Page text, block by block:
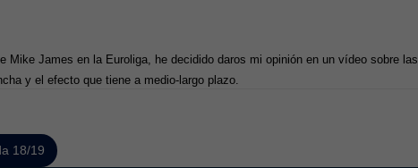
Mike James en la Euroliga, he decidido daros mi opinión en un vídeo sobre las
y el efecto que tiene a medio-largo plazo.
18/19